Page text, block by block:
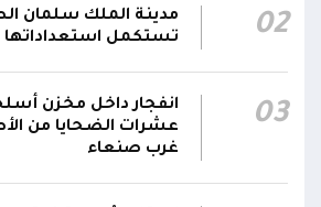
06:00
استهداف وحداتنا دون رد
جديد بالإجراءات العسكرية
لتوجيهات القيادة السياسية
ومقتضيات الموقف العملياتي
الناطق باسم القوات
وحدة المحاور والقيادة
02
مدينة الملك سلمان
تستكمل استعداداتها
03
انفجار داخل مخزن
عشرات الضحايا من
غرب صنعاء